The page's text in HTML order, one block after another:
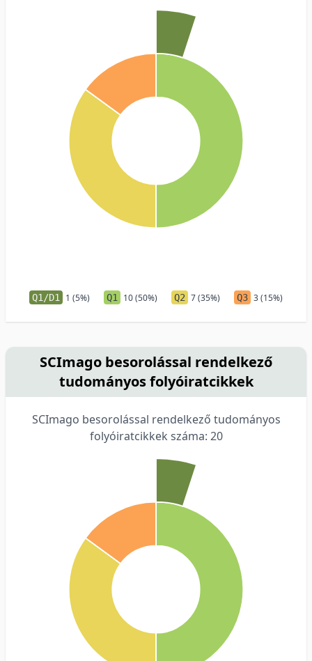
Q1/D1 1 (5%) Q1 10 (50%) Q2 7 (35%) Q3 3 (15%)
SCImago besorolással rendelkező
tudományos folyóiratcikkek
SCImago besorolással rendelkező tudományos
folyóiratcikkek száma: 20